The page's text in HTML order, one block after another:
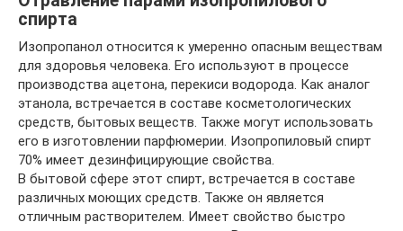
спирта
Изопропанол относится к умеренно опасным веществам
для здоровья человека. Его используют в процессе
производства ацетона, перекиси водорода. Как аналог
этанола, встречается в составе косметологических
средств, бытовых веществ. Также могут использовать
его в изготовлении парфюмерии. Изопропиловый спирт
70% имеет дезинфицирующие свойства.
В бытовой сфере этот спирт, встречается в составе
различных моющих средств. Также он является
отличным растворителем. Имеет свойство быстро